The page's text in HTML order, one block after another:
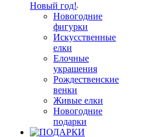
Новый год!
Новогодние
фигурки
Искусственные
елки
Елочные
украшения
Рождественские
венки
Живые елки
Новогодние
подарки